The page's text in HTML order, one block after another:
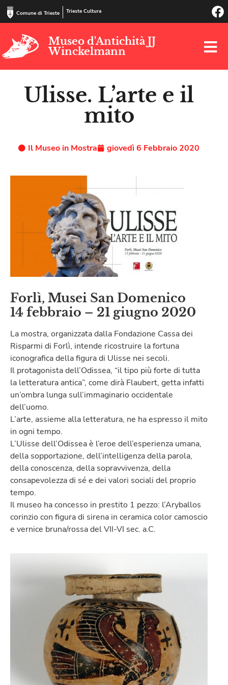
Comune di Trieste Trieste Cultura
Museo d'Antichità JJ
Winckelmann
Ulisse. L’arte e il
mito
Il Museo in Mostra giovedì 6 Febbraio 2020
Forlì, Musei San Domenico
14 febbraio – 21 giugno 2020
La mostra, organizzata dalla Fondazione Cassa dei
Risparmi di Forlì, intende ricostruire la fortuna
iconografica della figura di Ulisse nei secoli.
Il protagonista dell’Odissea, “il tipo più forte di tutta
la letteratura antica”, come dirà Flaubert, getta infatti
un’ombra lunga sull’immaginario occidentale
dell’uomo.
L’arte, assieme alla letteratura, ne ha espresso il mito
in ogni tempo.
L’Ulisse dell’Odissea è l’eroe dell’esperienza umana,
della sopportazione, dell’intelligenza della parola,
della conoscenza, della sopravvivenza, della
consapevolezza di sé e dei valori sociali del proprio
tempo.
Il museo ha concesso in prestito 1 pezzo: l’Aryballos
corinzio con figura di sirena in ceramica color camoscio
e vernice bruna/rossa del VII-VI sec. a.C.